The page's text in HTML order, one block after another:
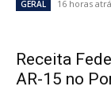
GERAL 16 horas
Receita
AR-15 no